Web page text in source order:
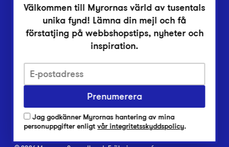
Integritetsskyddspolicy
Har du frågor om onlineköp, leverans eller retur?
Har du frågor om vår verksamhet?
Vanliga frågor om Myrorna
Välkommen till Myrornas värld av tusentals
unika fynd! Lämna din mejl och få
förstatjing på webbshopstips, nyheter och
inspiration.
Prenumerera
Jag godkänner Myrornas hantering av mina
personuppgifter enligtvår integritetsskyddspolicy.